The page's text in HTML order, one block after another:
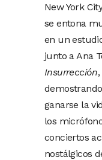
New York
se entona
en un
junto a Ana
Insurrección
ganarse la
los
conciertos
nostálgicos